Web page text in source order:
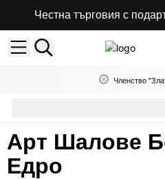
Честна търговия с
Членство
Балийски саронги и индийски
Арт Шалове
Едро